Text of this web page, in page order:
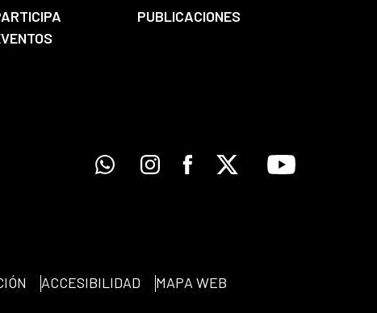
PUBLICACIONES
WhatsappInstagramFacebook
X Youtube
ACCESIBILIDAD MAPA WEB